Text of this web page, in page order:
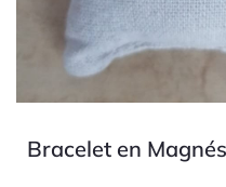
Bracelet en